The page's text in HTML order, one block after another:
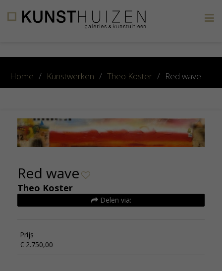
Home / Kunstwerken / Theo Koster / Red wave
Red wave
Theo Koster
Delen via:
Prijs
€ 2.750,00